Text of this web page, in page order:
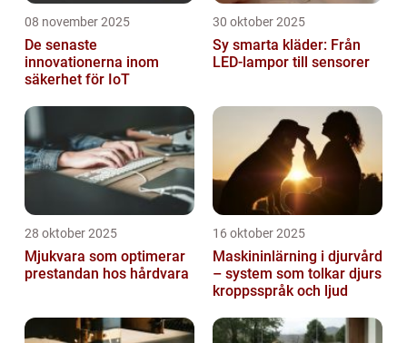
08 november 2025
De senaste
innovationerna inom
säkerhet för IoT
30 oktober 2025
Sy smarta kläder: Från
LED-lampor till sensorer
28 oktober 2025
Mjukvara som optimerar
prestandan hos hårdvara
16 oktober 2025
Maskininlärning i djurvård
– system som tolkar djurs
kroppsspråk och ljud